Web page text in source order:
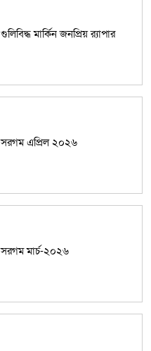
গুলিবিদ্ধ মার্কিন জনপ্রিয় র‌্যাপার
সরগম এপ্রিল ২০২৬
সরগম মার্চ-২০২৬